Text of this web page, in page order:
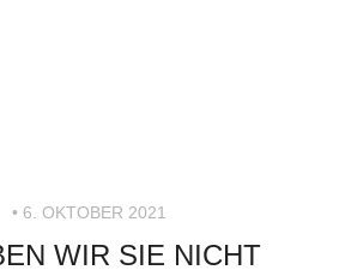
• 6. OKTOBER 2021
WIR SIE NICHT